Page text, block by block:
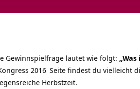
Gewinnspielfrage lautet wie folgt: „Was
2016 Seite findest du vielleicht
Herbstzeit.